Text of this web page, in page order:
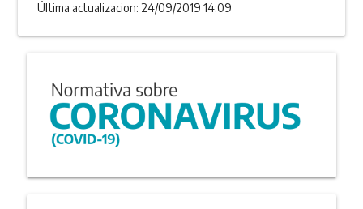
Última actualizacion: 24/09/2019 14:09